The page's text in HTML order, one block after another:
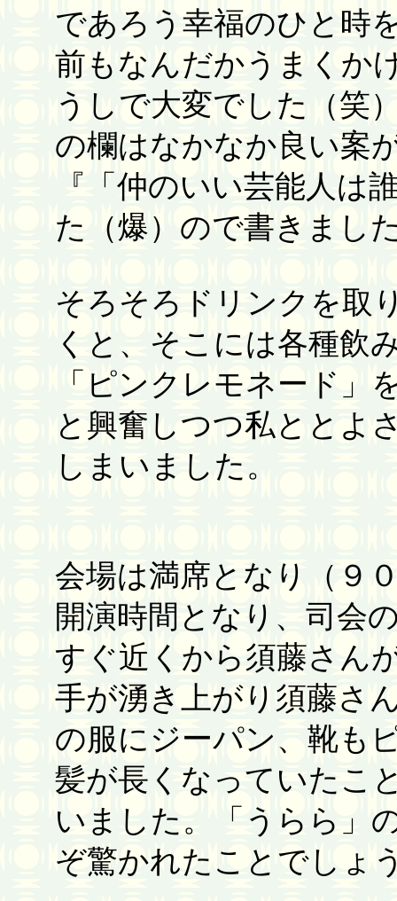
であろう幸福のひと時
前もなんだかうまくか
うしで大変でした（
の欄はなかなか良い案
『「仲のいい芸能人は
た（爆）ので書きまし
そろそろドリンクを取
くと、そこには各種飲
「ピンクレモネード」
と興奮しつつ私ととよ
しまいました。
会場は満席となり（９
開演時間となり、司
すぐ近くから須藤さん
手が湧き上がり須藤
の服にジーパン、靴
髪が長くなっていたこ
いました。「うらら」
ぞ驚かれたことでしょ